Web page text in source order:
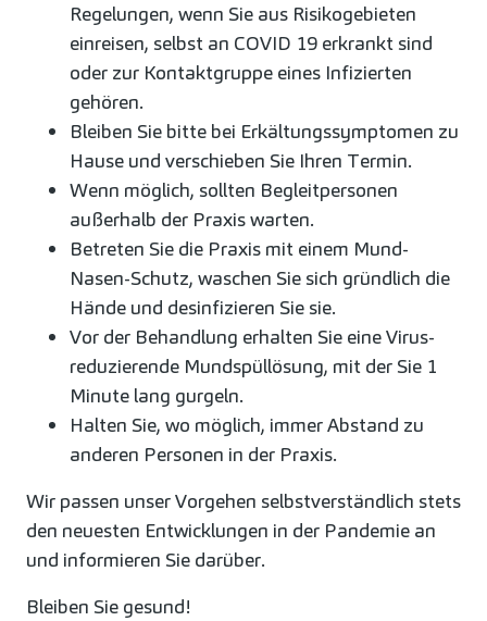
Regelungen, wenn Sie aus Risikogebieten
einreisen, selbst an COVID 19 erkrankt sind
oder zur Kontaktgruppe eines Infizierten
gehören.
Bleiben Sie bitte bei Erkältungssymptomen zu
Hause und verschieben Sie Ihren Termin.
Wenn möglich, sollten Begleitpersonen
außerhalb der Praxis warten.
Betreten Sie die Praxis mit einem Mund-
Nasen-Schutz, waschen Sie sich gründlich die
Hände und desinfizieren Sie sie.
Vor der Behandlung erhalten Sie eine Virus-
reduzierende Mundspüllösung, mit der Sie 1
Minute lang gurgeln.
Halten Sie, wo möglich, immer Abstand zu
anderen Personen in der Praxis.
Wir passen unser Vorgehen selbstverständlich stets
den neuesten Entwicklungen in der Pandemie an
und informieren Sie darüber.
Bleiben Sie gesund!